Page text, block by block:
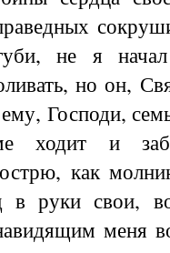
не я
но он,
Господи,
ходит и
как
в руки свои,
меня